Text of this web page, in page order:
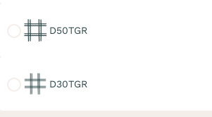
D50TGR
D30TGR